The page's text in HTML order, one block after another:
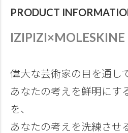
PRODUCT
IZIPIZI×MOLESKINE
偉大な芸術家の目を通し
あなたの考えを鮮明にす
を、
あなたの考えを洗練させ